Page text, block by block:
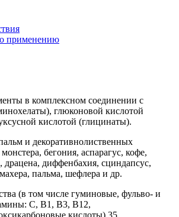
применению
в комплексном соединении с
глюконовой кислотой
кислотой (глицинаты).
и декоративнолиственных
бегония, аспарагус, кофе,
драцена, диффенбахия, сциндапсус,
пальма, шефлера и др.
(в том числе гуминовые, фульво- и
С, В1, В3, В12,